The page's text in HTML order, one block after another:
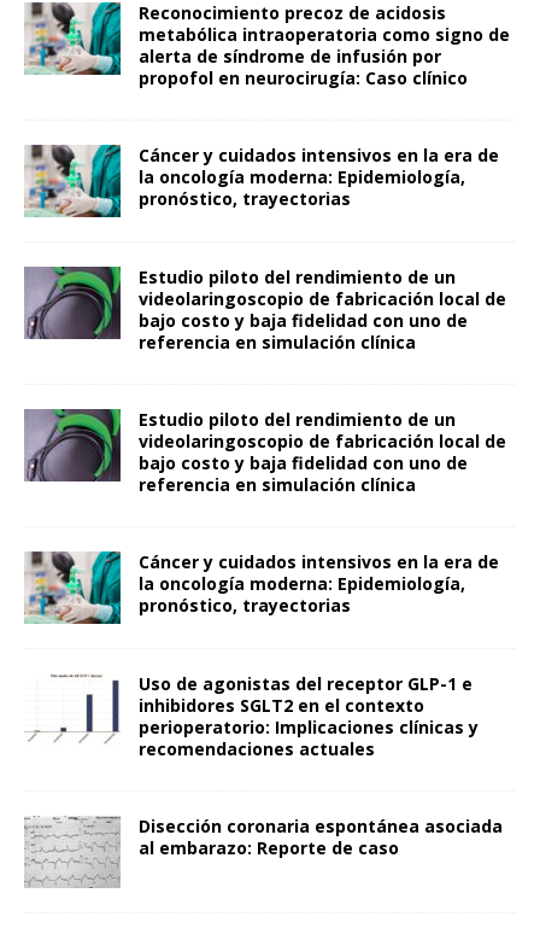
Reconocimiento precoz de acidosis
metabólica intraoperatoria como signo de
alerta de síndrome de infusión por
propofol en neurocirugía: Caso clínico
Cáncer y cuidados intensivos en la era de
la oncología moderna: Epidemiología,
pronóstico, trayectorias
Estudio piloto del rendimiento de un
videolaringoscopio de fabricación local de
bajo costo y baja fidelidad con uno de
referencia en simulación clínica
Estudio piloto del rendimiento de un
videolaringoscopio de fabricación local de
bajo costo y baja fidelidad con uno de
referencia en simulación clínica
Cáncer y cuidados intensivos en la era de
la oncología moderna: Epidemiología,
pronóstico, trayectorias
Uso de agonistas del receptor GLP-1 e
inhibidores SGLT2 en el contexto
perioperatorio: Implicaciones clínicas y
recomendaciones actuales
Disección coronaria espontánea asociada
al embarazo: Reporte de caso